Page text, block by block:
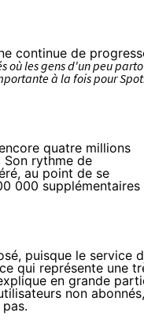
continue de
où les gens d'un peu
à la fois pour
quatre millions
Son rythme de
au point de se
000 supplémentaires
puisque le service
qui représente une
en grande
non abonnés,
.